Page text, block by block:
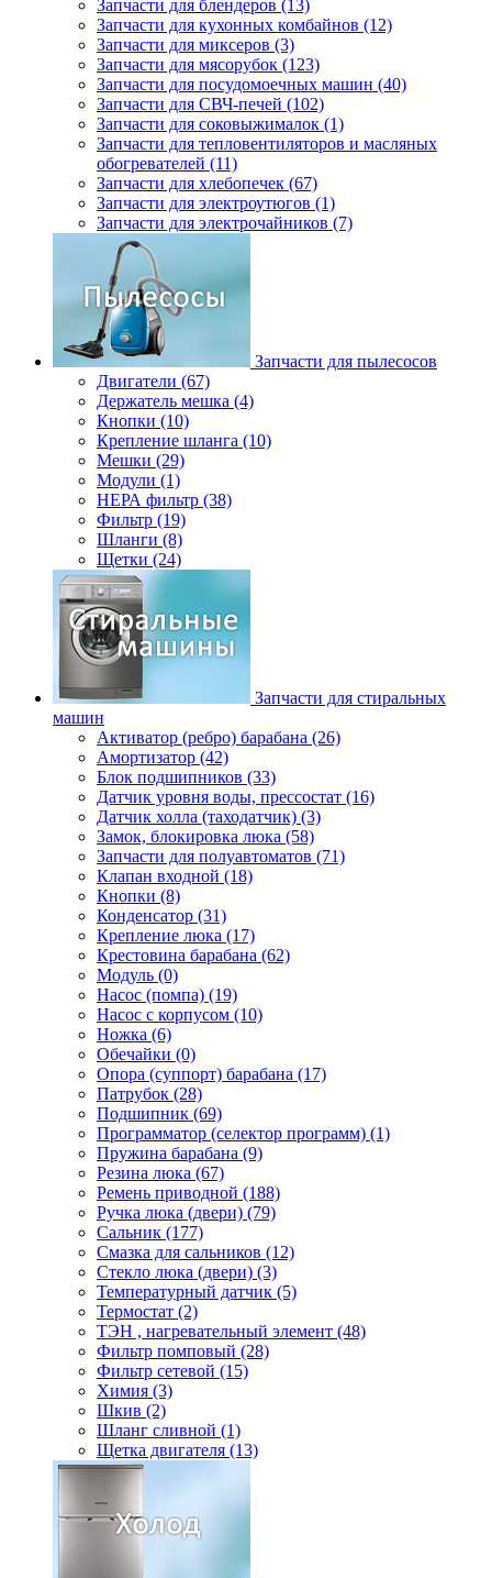
Запчасти для блендеров (13)
Запчасти для кухонных комбайнов (12)
Запчасти для миксеров (3)
Запчасти для мясорубок (123)
Запчасти для посудомоечных машин (40)
Запчасти для СВЧ-печей (102)
Запчасти для соковыжималок (1)
Запчасти для тепловентиляторов и масляных
обогревателей (11)
Запчасти для хлебопечек (67)
Запчасти для электроутюгов (1)
Запчасти для электрочайников (7)
Запчасти для пылесосов
Двигатели (67)
Держатель мешка (4)
Кнопки (10)
Крепление шланга (10)
Мешки (29)
Модули (1)
НЕРА фильтр (38)
Фильтр (19)
Шланги (8)
Щетки (24)
Запчасти для стиральных
машин
Активатор (ребро) барабана (26)
Амортизатор (42)
Блок подшипников (33)
Датчик уровня воды, прессостат (16)
Датчик холла (таходатчик) (3)
Замок, блокировка люка (58)
Запчасти для полуавтоматов (71)
Клапан входной (18)
Кнопки (8)
Конденсатор (31)
Крепление люка (17)
Крестовина барабана (62)
Модуль (0)
Насос (помпа) (19)
Насос c корпусом (10)
Ножка (6)
Обечайки (0)
Опора (суппорт) барабана (17)
Патрубок (28)
Подшипник (69)
Программатор (селектор программ) (1)
Пружина барабана (9)
Резина люка (67)
Ремень приводной (188)
Ручка люка (двери) (79)
Сальник (177)
Смазка для сальников (12)
Стекло люка (двери) (3)
Температурный датчик (5)
Термостат (2)
ТЭН , нагревательный элемент (48)
Фильтр помповый (28)
Фильтр сетевой (15)
Химия (3)
Шкив (2)
Шланг сливной (1)
Щетка двигателя (13)